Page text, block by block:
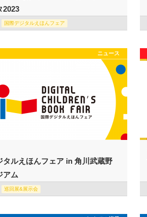
2023
国際デジタルえほんフェア
ニュース
タルえほんフェア in 角川武蔵野
アム
巡回展&展示会